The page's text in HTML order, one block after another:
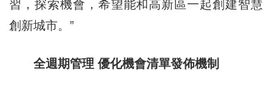
習，探索機會，希望能和高新區一起創建智慧
創新城市。”
全週期管理 優化機會清單發佈機制